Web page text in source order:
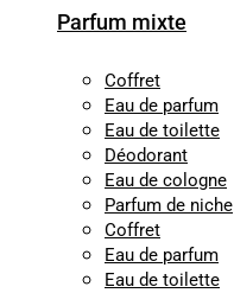
Parfum mixte
Coffret
Eau de parfum
Eau de toilette
Déodorant
Eau de cologne
Parfum de niche
Coffret
Eau de parfum
Eau de toilette